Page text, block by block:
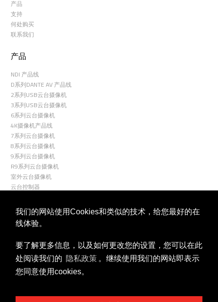
我们的网站使用Cookies和类似的技术，给您最好的在
线体验。
要了解更多信息，以及如何更改您的设置，您可以在此
处阅读我们的 隐私政策 。继续使用我们的网站即表示
您同意使用cookies。
产品
支持
何处购买
联系我们
产品
NDI 产品线
D系列DANTE AV 产品线
2系列USB云台摄像机
3系列USB云台摄像机
6系列云台摄像机
4K摄像机产品线
7系列云台摄像机
8系列云台摄像机
9系列云台摄像机
R9系列云台摄像机
室外云台摄像机
云台控制器
关联